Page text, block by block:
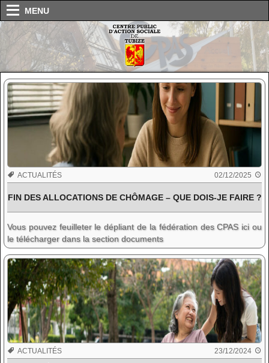
MENU
ACTUALITÉS 02/12/2025
FIN DES ALLOCATIONS DE CHÔMAGE – QUE DOIS-JE FAIRE ?
Vous pouvez feuilleter le dépliant de la fédération des CPAS ici ou
le télécharger dans la section documents
ACTUALITÉS 23/12/2024